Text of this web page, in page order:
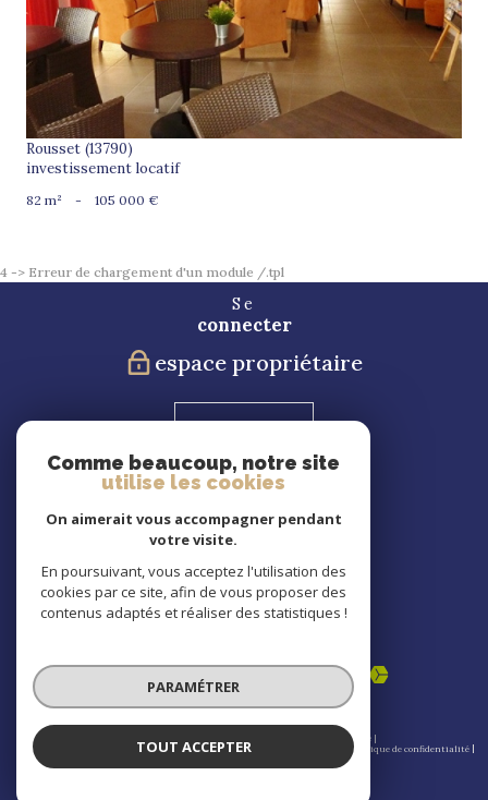
Rousset (13790)
investissement locatif
82 m² - 105 000 €
4 -> Erreur de chargement d'un module /.tpl
Se
connecter
espace propriétaire
suivre
Nous
© 2026 | Tous droits réservés | Traduction powered by Google |
Nos honoraires
Plan du site Mentions légales Admin
Politique de confidentialité
Comme beaucoup, notre site
utilise les cookies
On aimerait vous accompagner pendant
votre visite.
En poursuivant, vous acceptez l'utilisation des
cookies par ce site, afin de vous proposer des
contenus adaptés et réaliser des statistiques !
PARAMÉTRER
TOUT ACCEPTER